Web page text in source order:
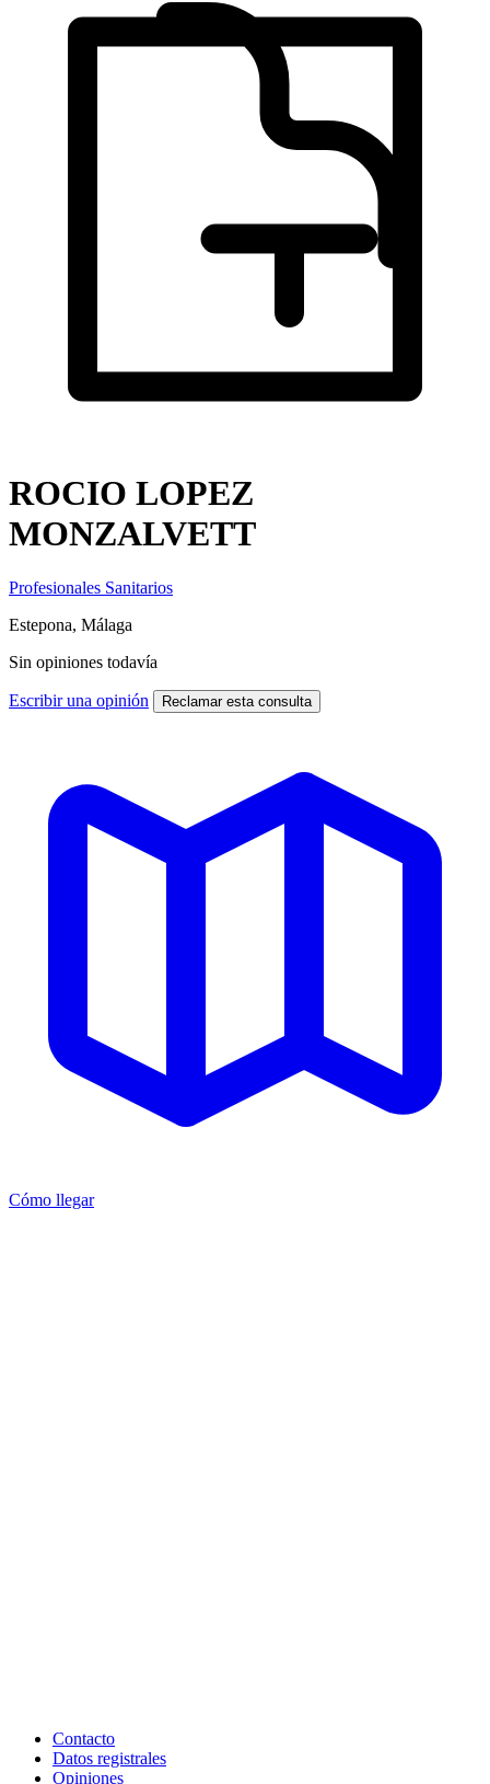
ROCIO LOPEZ
MONZALVETT
Profesionales Sanitarios
Estepona, Málaga
Sin opiniones todavía
Escribir una opinión Reclamar esta consulta
Cómo llegar
Contacto
Datos registrales
Opiniones